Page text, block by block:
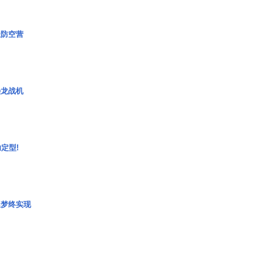
空营
战机
型!
终实现